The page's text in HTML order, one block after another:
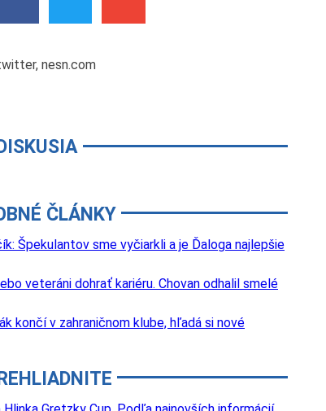
nesn.com
ČLÁNKY
Špekulantov sme vyčiarkli a je Ďaloga najlepšie
veteráni dohrať kariéru. Chovan odhalil smelé
končí v zahraničnom klube, hľadá si nové